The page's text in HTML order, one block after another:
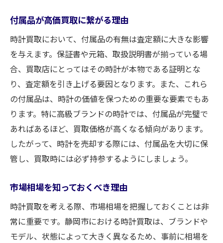
付属品の有無で変わる査定額
付属品を揃えるためのポイント
高級ブランドも納得静岡市で時計買取が高価に
なりやすい理由
高級ブランド時計の市場動向
静岡市の時計買取市場の特徴
高価買取のためのブランド戦略
市場価値を高めるためのポイント
高級ブランド時計の査定ポイント
付属品が高価買取に繋がる理由
時計買取において、付属品の有無は査定額に大きな影響
を与えます。保証書や元箱、取扱説明書が揃っている場
合、買取店にとってはその時計が本物である証明とな
り、査定額を引き上げる要因となります。また、これら
の付属品は、時計の価値を保つための重要な要素でもあ
ります。特に高級ブランドの時計では、付属品が完璧で
あればあるほど、買取価格が高くなる傾向があります。
したがって、時計を売却する際には、付属品を大切に保
管し、買取時には必ず持参するようにしましょう。
市場相場を知っておくべき理由
時計買取を考える際、市場相場を把握しておくことは非
常に重要です。静岡市における時計買取は、ブランドや
モデル、状態によって大きく異なるため、事前に相場を